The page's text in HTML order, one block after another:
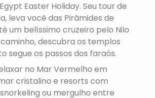
Easter Holiday. Seu tour de
leva você das Pirâmides de
um belíssimo cruzeiro pelo Nilo
descubra os templos
segue os passos dos faraós.
no Mar Vermelho em
cristalino e resorts com
ou mergulho entre